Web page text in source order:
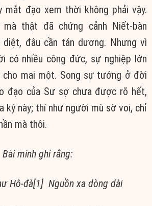
mắt đạo xem thời không phải vậy.
thật đã chứng cảnh Niết-bàn
diệt, đâu cần tán dương. Nhưng vì
có nhiều công đức, sự nghiệp lớn
cho mai một. Song sự tướng ở đời
đạo của Sư sợ chưa được rõ hết,
ký này; thí như người mù sờ voi, chỉ
mà thôi.
Bài minh ghi rằng:
Hô-đà[1] Nguồn xa dòng dài